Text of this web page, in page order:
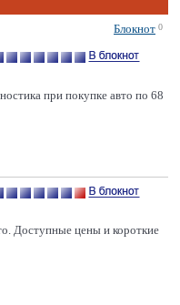
Блокнот 0
при покупке авто по 68
Доступные цены и короткие